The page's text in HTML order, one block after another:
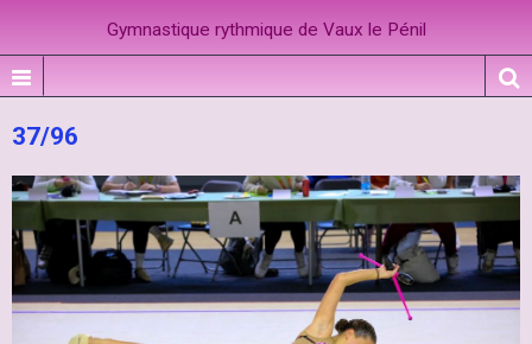
Gymnastique rythmique de Vaux le Pénil
37/96